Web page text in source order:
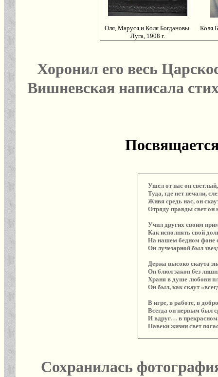
Оля, Маруся и Коля Богдановы.
Луга, 1908 г.
Коля
Хоронил его весь
Вишневская написала
Ушел от нас он
Туда, где нет печали,
Живя средь нас, он
Отряду правды свет он
Учил других своим
Как исполнять свой
На нашем бедном фоне
Он лучезарной был
Держа высоко скаута
Он блюл закон без
Храня в душе любови
Он был, как скаут
В игре, в работе, в
Всегда он первым был
И вдруг… в
Навеки жизни свет
Сохранилась